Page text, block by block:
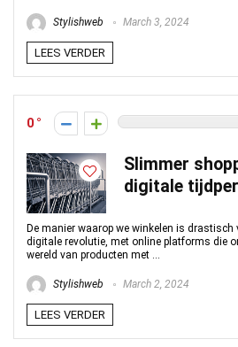
Stylishweb March 3, 2024
LEES VERDER
0
Slimmer
digitale
De manier waarop we winkelen is drastisch
digitale revolutie, met online platforms die
wereld van producten met ...
Stylishweb March 2, 2024
LEES VERDER